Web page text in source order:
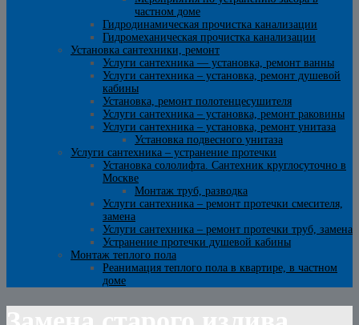
частном доме
Гидродинамическая прочистка канализации
Гидромеханическая прочистка канализации
Установка сантехники, ремонт
Услуги сантехника — установка, ремонт ванны
Услуги сантехника – установка, ремонт душевой
кабины
Установка, ремонт полотенцесушителя
Услуги сантехника – установка, ремонт раковины
Услуги сантехника – установка, ремонт унитаза
Установка подвесного унитаза
Услуги сантехника – устранение протечки
Установка сололифта. Сантехник круглосуточно в
Москве
Монтаж труб, разводка
Услуги сантехника – ремонт протечки смесителя,
замена
Услуги сантехника – ремонт протечки труб, замена
Устранение протечки душевой кабины
Монтаж теплого пола
Реанимация теплого пола в квартире, в частном
доме